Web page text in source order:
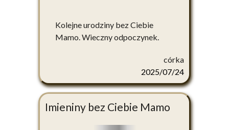
Kolejne urodziny bez Ciebie
Mamo. Wieczny odpoczynek.
córka
2025/07/24
Imieniny bez Ciebie Mamo